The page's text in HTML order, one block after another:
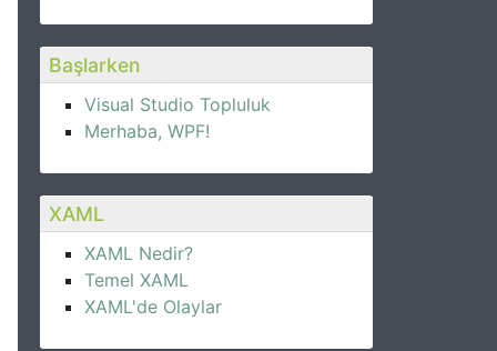
Başlarken
Visual Studio Topluluk
Merhaba, WPF!
XAML
XAML Nedir?
Temel XAML
XAML'de Olaylar